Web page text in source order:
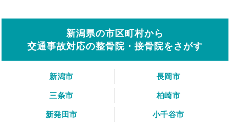
新潟県の市区町村から
交通事故対応の整骨院・接骨院をさがす
新潟市
長岡市
三条市
柏崎市
新発田市
小千谷市